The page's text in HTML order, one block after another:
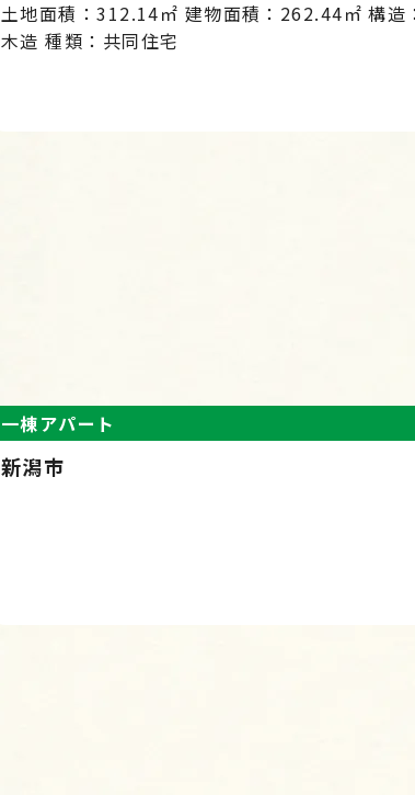
土地面積：312.14㎡ 建物面積：262.44㎡ 構造
木造 種類：共同住宅
一棟アパート
新潟市